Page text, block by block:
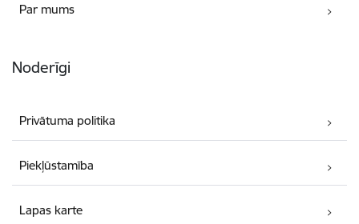
Par mums
Noderīgi
Privātuma politika
Piekļūstamība
Lapas karte